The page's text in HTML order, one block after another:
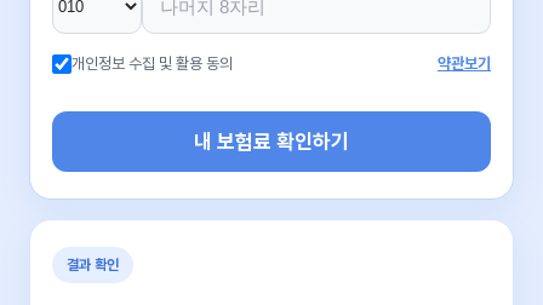
개인정보 수집 및 활용 동의 약관보기
내 보험료 확인하기
결과 확인